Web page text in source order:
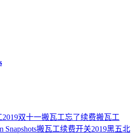
2019双十一搬瓦工忘了续费搬瓦工
Snapshots搬瓦工续费开关2019黑五北